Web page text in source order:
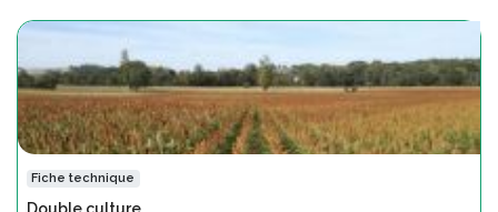
Fiche technique